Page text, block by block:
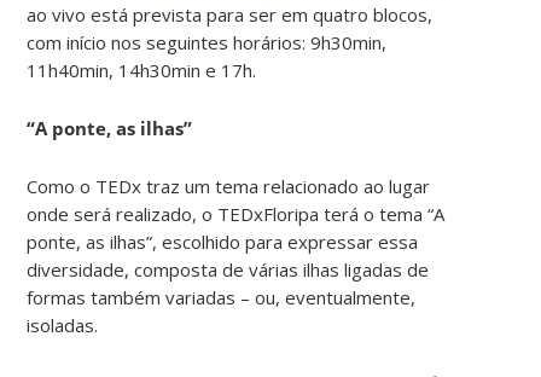
ao vivo está prevista para ser em quatro blocos,
com início nos seguintes horários: 9h30min,
11h40min, 14h30min e 17h.
“A ponte, as ilhas”
Como o TEDx traz um tema relacionado ao lugar
onde será realizado, o TEDxFloripa terá o tema “A
ponte, as ilhas”, escolhido para expressar essa
diversidade, composta de várias ilhas ligadas de
formas também variadas – ou, eventualmente,
isoladas.